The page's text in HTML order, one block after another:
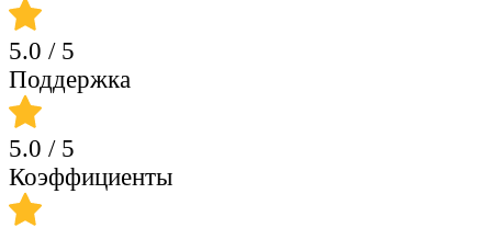
5.0 / 5
Поддержка
5.0 / 5
Коэффициенты